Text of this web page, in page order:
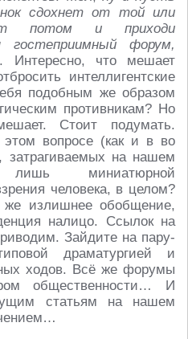
сдохнет от той или
потом и приходи
форум,
Интересно, что мешает
интеллигентские
подобным же образом
противникам? Но
Стоит подумать.
вопросе (как и в во
затрагиваемых на нашем
миниатюрной
человека, в целом?
излишнее обобщение,
налицо. Ссылок на
Зайдите на пару-
драматургией и
ходов. Всё же форумы
общественности… И
статьям на нашем